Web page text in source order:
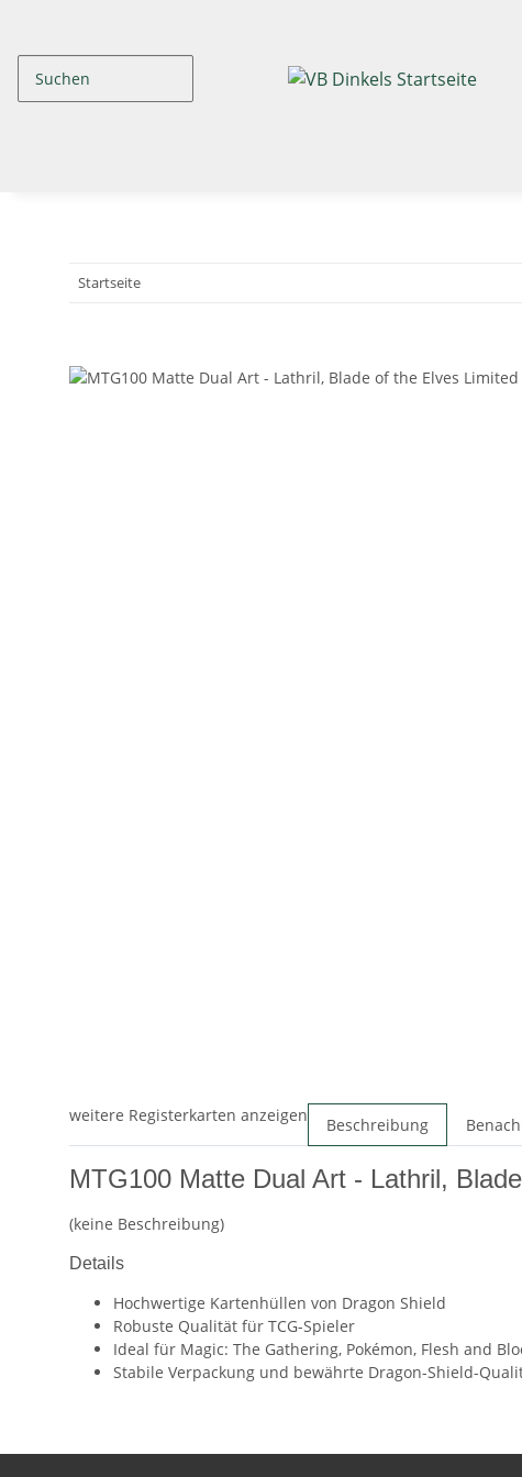
Startseite
weitere Registerkarten anzeigen Beschreibung
MTG100 Matte Dual Art - Lathril,
(keine Beschreibung)
Details
Hochwertige Kartenhüllen von Dragon Shield
Robuste Qualität für TCG-Spieler
Ideal für Magic: The Gathering, Pokémon, Flesh and
Stabile Verpackung und bewährte Dragon-Shield-